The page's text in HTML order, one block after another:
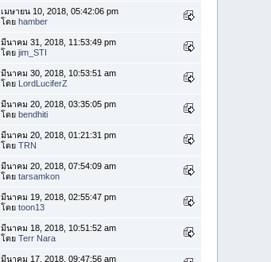
เมษายน 10, 2018, 05:42:06 pm
โดยhamber
มีนาคม 31, 2018, 11:53:49 pm
โดยjim_STI
มีนาคม 30, 2018, 10:53:51 am
โดย LordLuciferZ
มีนาคม 20, 2018, 03:35:05 pm
โดยbendhiti
มีนาคม 20, 2018, 01:21:31 pm
โดยTRN
มีนาคม 20, 2018, 07:54:09 am
โดยtarsamkon
มีนาคม 19, 2018, 02:55:47 pm
โดยtoon13
มีนาคม 18, 2018, 10:51:52 am
โดยTerr Nara
มีนาคม 17, 2018, 09:47:56 am